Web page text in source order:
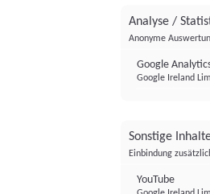
Analyse /
Anonyme
Google
Google Ireland
Sonstige
Einbindung
YouTube